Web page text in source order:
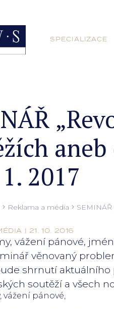
SPECIALIZACE
2017
Reklama a média
| 21. 10. 2016
vážení pánové,
věnovaný
shrnutí aktuálního
soutěží a všech
vážení pánové,